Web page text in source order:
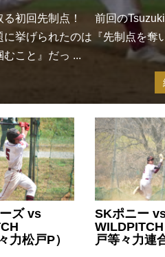
る初回先制点！ 前回の
に挙げられたのは『先制点を奪
むこと』だっ ...
ズ vs
力松戸P）
SKポニー
戸等々力連